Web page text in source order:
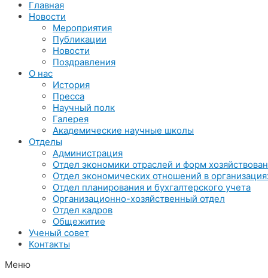
Главная
Новости
Мероприятия
Публикации
Новости
Поздравления
О нас
История
Пресса
Научный полк
Галерея
Академические научные школы
Отделы
Администрация
Отдел экономики отраслей и форм
Отдел экономических отношений в
Отдел планирования и бухгалтерского учета
Организационно-хозяйственный отдел
Отдел кадров
Общежитие
Ученый совет
Контакты
Меню